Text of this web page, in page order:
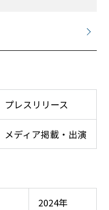
プレスリリース
メディア掲載・出演
2024年